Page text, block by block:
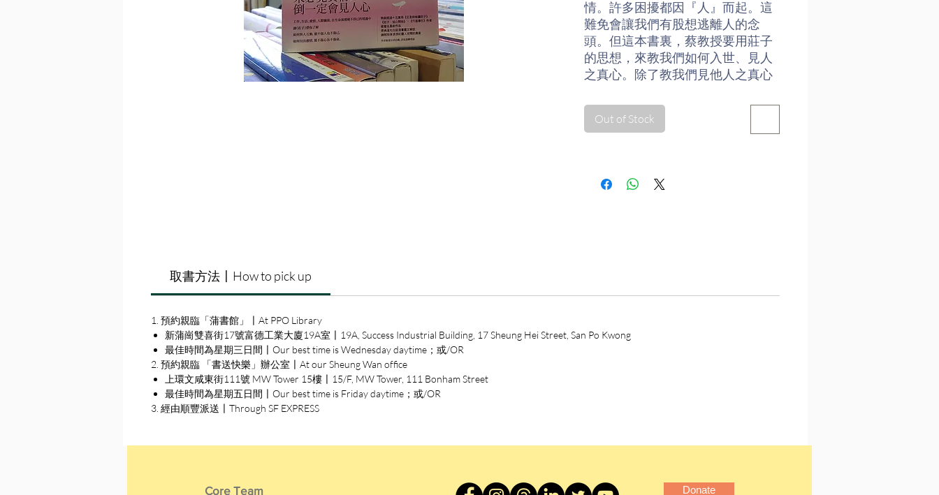
情。許多困擾都因『人』而起。這
難免會讓我們有股想逃離人的念
頭。但這本書裏，蔡教授要用莊子
的思想，來教我們如何入世、見人
之真心。除了教我們見他人之真心
己之真
Out of Stock
取書方法〡How to pick up
1. 預約親臨「蒲書館」〡At PPO Library
新蒲崗雙喜街17號富德工業大廈19A室〡19A, Success Industrial Building, 17 Sheung Hei Street, San Po Kwong
最佳時間為星期三日間〡Our best time is Wednesday daytime；或/OR
2. 預約親臨 「書送快樂」辦公室〡At our Sheung Wan office
上環文咸東街111號 MW Tower 15樓〡15/F, MW Tower, 111 Bonham Street
最佳時間為星期五日間〡Our best time is Friday daytime；或/OR
3. 經由順豐派送〡Through SF EXPRESS
Core Team Donate